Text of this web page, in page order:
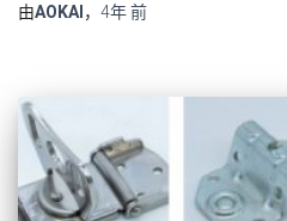
由AOKAI ， 4年前